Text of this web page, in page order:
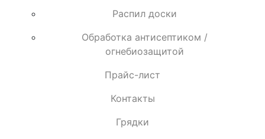
Распил доски
Обработка антисептиком /
огнебиозащитой
Прайс-лист
Контакты
Грядки